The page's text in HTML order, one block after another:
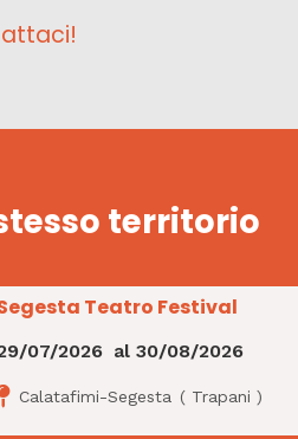
territorio
Teatro Festival
07/2026 al30/08/2026
Calatafimi-Segesta ( Trapani )